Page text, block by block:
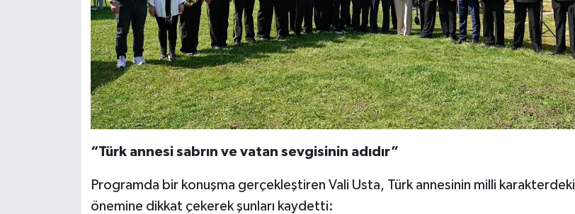
“Türk annesi sabrın ve vatan sevgisinin adıdır”
Programda bir konuşma gerçekleştiren Vali Usta, Türk annesinin milli karakterdeki
önemine dikkat çekerek şunları kaydetti: